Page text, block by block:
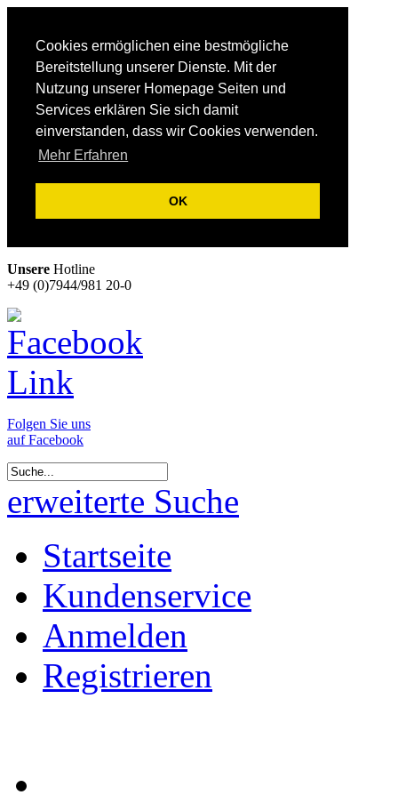
Cookies ermöglichen eine bestmögliche
Bereitstellung unserer Dienste. Mit der
Nutzung unserer Homepage Seiten und
Services erklären Sie sich damit
einverstanden, dass wir Cookies verwenden.
Mehr Erfahren
OK
Unsere Hotline
+49 (0)7944/981 20-0
Folgen Sie uns
auf Facebook
erweiterte Suche
Startseite
Kundenservice
Anmelden
Registrieren